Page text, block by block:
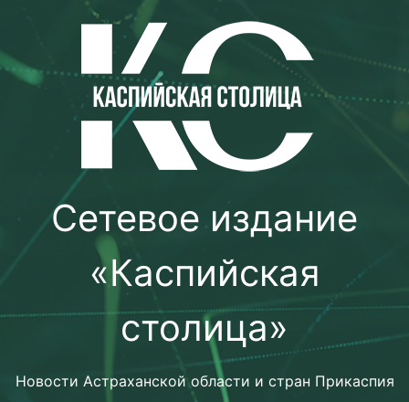
содержимому
Сетевое издание
«Каспийская
столица»
Новости Астраханской области и стран Прикаспия